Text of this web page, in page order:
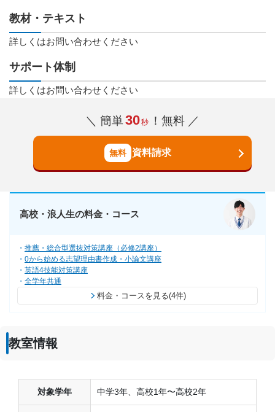
教材・テキスト
詳しくはお問い合わせください
サポート体制
詳しくはお問い合わせください
＼ 簡単30秒 ！無料 ／
資料請求
高校・浪人生の料金・コース
推薦・総合型選抜対策講座（必修2講座）
0から始める志望理由書作成・小論文講座
英語4技能対策講座
全学年共通
料金・コースを見る(4件)
教室情報
対象学年 中学3年、高校1年〜高校2年